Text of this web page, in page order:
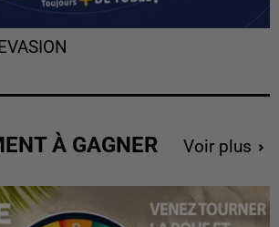
À GAGNER Voir plus